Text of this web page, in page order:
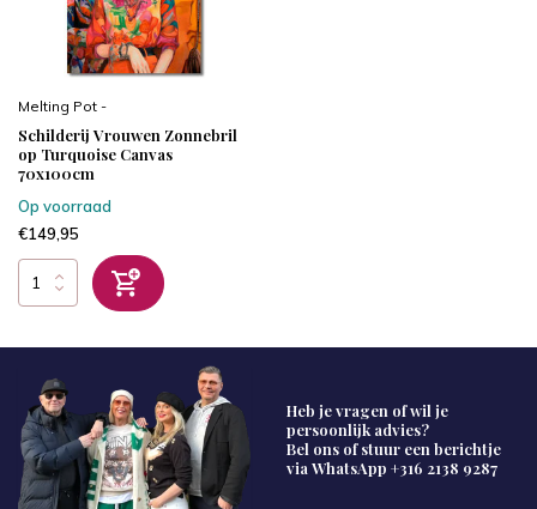
Melting Pot -
Schilderij Vrouwen Zonnebril
op Turquoise Canvas
70x100cm
Op voorraad
€149,95
Heb je vragen of wil je
persoonlijk advies?
Bel ons of stuur een berichtje
via WhatsApp +316 2138 9287